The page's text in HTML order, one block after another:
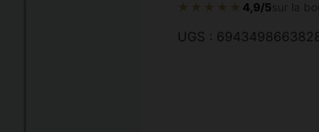
★★★★★ 4,9/5sur la
UGS :